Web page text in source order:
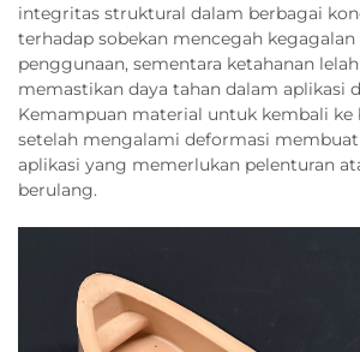
integritas struktural dalam berbagai
terhadap sobekan mencegah kegagalan
penggunaan, sementara ketahanan
memastikan daya tahan dalam aplikasi
Kemampuan material untuk kembali ke
setelah mengalami deformasi
aplikasi yang memerlukan pelenturan
berulang.